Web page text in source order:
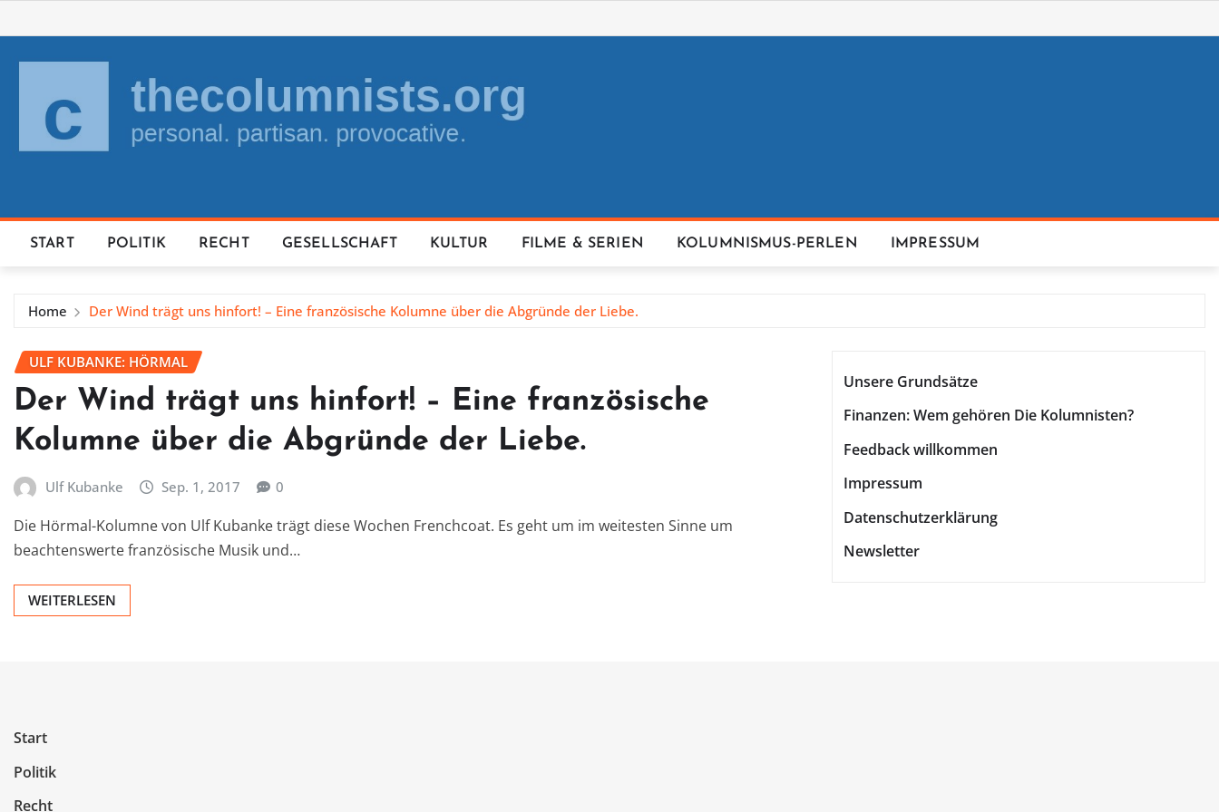
to
content
START POLITIK RECHT GESELLSCHAFT KULTUR FILME & SERIEN KOLUMNISMUS-PERLEN IMPRESSUM
Home Der Wind trägt uns hinfort! – Eine französische Kolumne über die Abgründe der Liebe.
ULF KUBANKE: HÖRMAL
Der Wind trägt uns hinfort! – Eine französische
Kolumne über die Abgründe der Liebe.
Ulf Kubanke Sep. 1, 2017 0
Die Hörmal-Kolumne von Ulf Kubanke trägt diese Wochen Frenchcoat. Es geht um im weitesten Sinne um
beachtenswerte französische Musik und…
WEITERLESEN
Unsere Grundsätze
Finanzen: Wem gehören Die Kolumnisten?
Feedback willkommen
Impressum
Datenschutzerklärung
Newsletter
Start
Politik
Recht